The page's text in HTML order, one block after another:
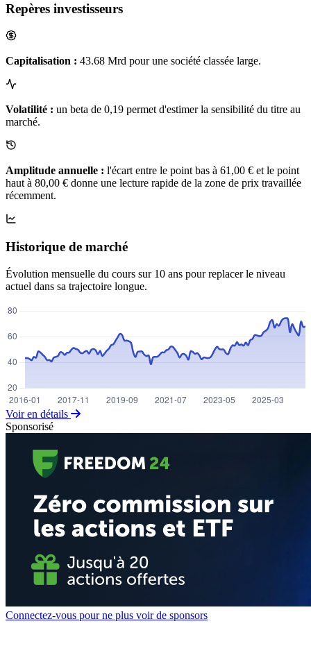
Repères investisseurs
Capitalisation : 43.68 Mrd pour une société classée large.
Volatilité : un beta de 0,19 permet d'estimer la sensibilité du titre au
marché.
Amplitude annuelle : l'écart entre le point bas à 61,00 € et le point
haut à 80,00 € donne une lecture rapide de la zone de prix travaillée
récemment.
Historique de marché
Évolution mensuelle du cours sur 10 ans pour replacer le niveau
actuel dans sa trajectoire longue.
Voir en détails
Sponsorisé
Connectez-vous pour ne plus voir de sponsors